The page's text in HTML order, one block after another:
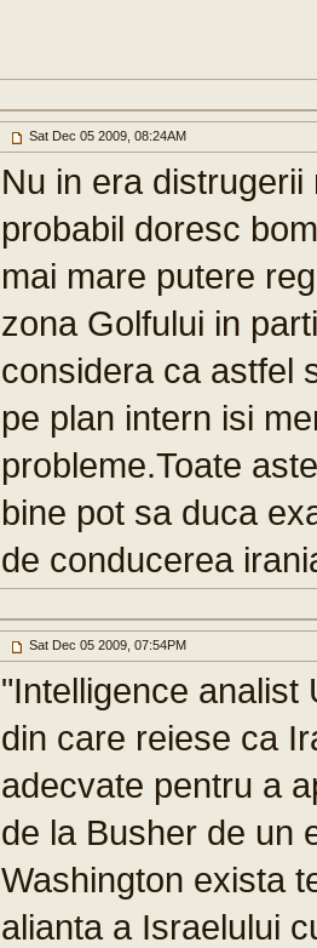
Sat Dec 05 2009, 08:24AM
Nu in era
probabil doresc
mai mare putere
zona Golfului in
considera ca astfel
pe plan intern isi
probleme.Toate
bine pot sa duca
de conducerea
Sat Dec 05 2009, 07:54PM
"Intelligence analist
din care reiese ca
adecvate pentru a
de la Busher de un
Washington exista
alianta a Israelului